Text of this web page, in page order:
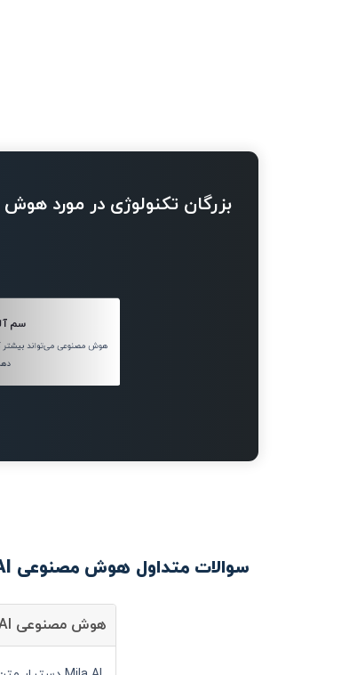
بزرگان تکنولوژی در مورد
سم
هوش مصنوعی می‌تواند بیشتر
سوالات متداول هوش مصنوعی Mila AI
هوش مصنوعی Mila AI چیست؟